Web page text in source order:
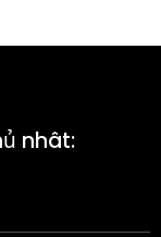
nhât: